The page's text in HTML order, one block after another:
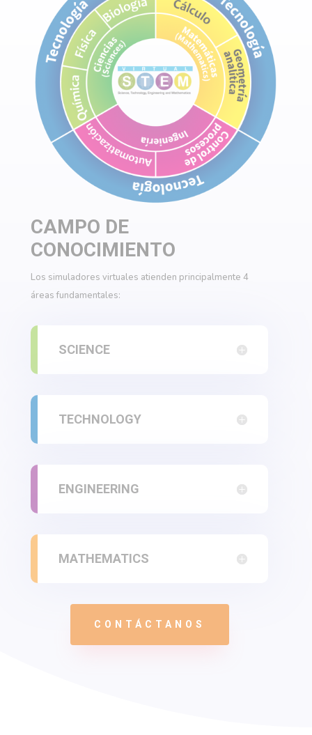
CAMPO DE
CONOCIMIENTO
Los simuladores virtuales atienden principalmente 4
áreas fundamentales:
SCIENCE
TECHNOLOGY
ENGINEERING
MATHEMATICS
CONTÁCTANOS